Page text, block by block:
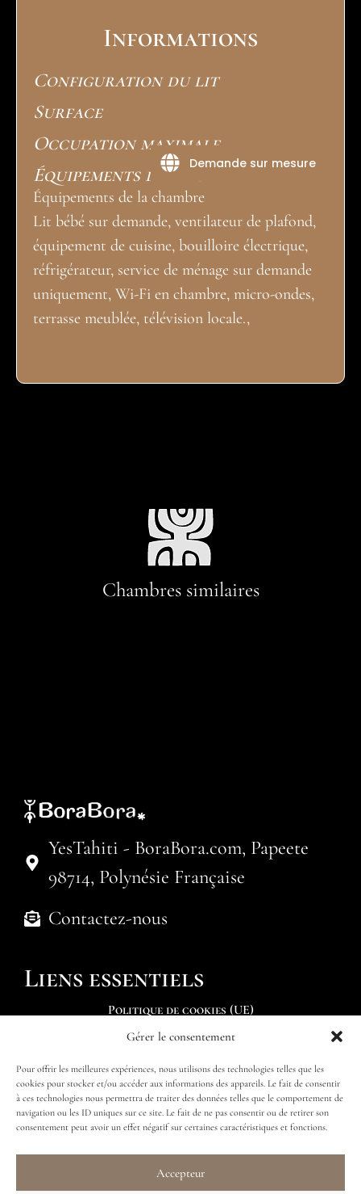
Gérer le consentement
Pour offrir les meilleures expériences, nous utilisons des technologies telles que les
cookies pour stocker et/ou accéder aux informations des appareils. Le fait de consentir
à ces technologies nous permettra de traiter des données telles que le comportement de
navigation ou les ID uniques sur ce site. Le fait de ne pas consentir ou de retirer son
consentement peut avoir un effet négatif sur certaines caractéristiques et fonctions.
Accepteur
Informations
Configuration du lit
Surface
Occupation maximale
Équipements de la chambre
Équipements de la chambre
Lit bébé sur demande, ventilateur de plafond,
équipement de cuisine, bouilloire électrique,
réfrigérateur, service de ménage sur demande
uniquement, Wi-Fi en chambre, micro-ondes,
terrasse meublée, télévision locale.,
Chambres similaires
YesTahiti - BoraBora.com, Papeete
98714, Polynésie Française
Contactez-nous
Liens essentiels
Politique de cookies (UE)
Soumettre une demande
Trouver mon itinéraire
Suivez-nous
Demande sur mesure